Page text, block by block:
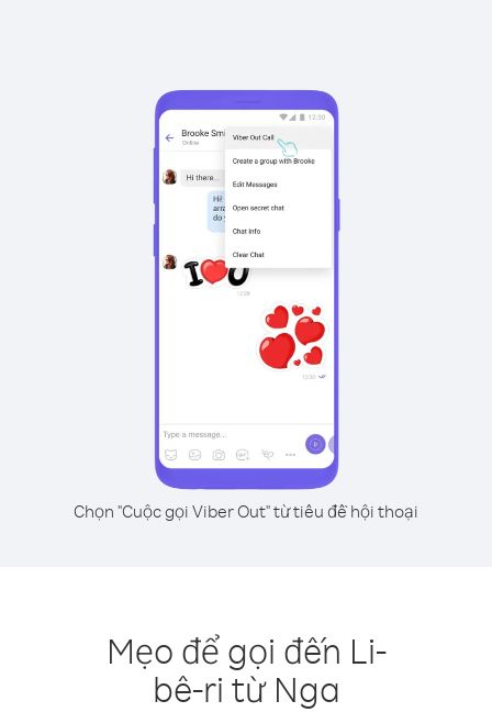
Chọn "Cuộc gọi Viber Out" từ tiêu đề hội thoại
Mẹo để gọi đến Li-
bê-ri từ Nga